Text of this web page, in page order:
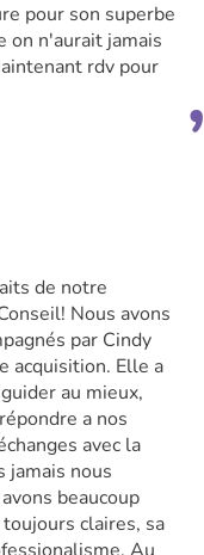
pour son superbe
on n'aurait jamais
rdv pour
de notre
Nous avons
par Cindy
acquisition. Elle a
au mieux,
a nos
avec la
jamais nous
beaucoup
claires, sa